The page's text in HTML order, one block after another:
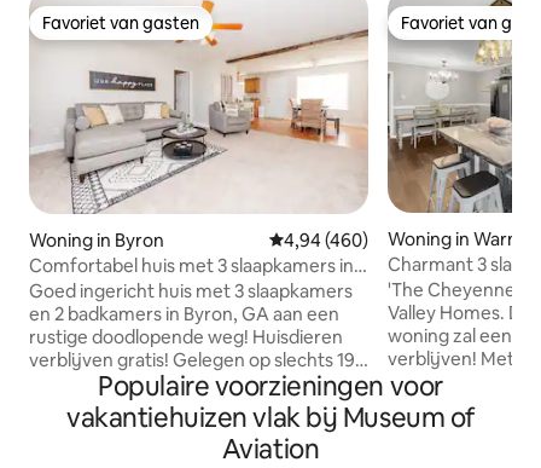
Favoriet van gasten
Favoriet van gasten
Woning in Byron Gemiddelde beoordeling van
4,94 (460)
Comfortabel huis met 3 slaapkamers in
de buurt van I-75, dicht bij RAFB!
Goed ingericht huis met 3 slaapkamers
en 2 badkamers in Byron, GA aan een
rustige doodlopende weg! Huisdieren
verblijven gratis! Gelegen op slechts 19
minuten van RAFB, op 12 minuten van
Amazon en op 22 minuten van de GA
National Fairgrounds - je kunt dicht bij
Favoriet van
Favoriet van
Woning in Warner
Charmant 3
SPEELKAMER en
'The Cheyenne
Valley Homes. Deze gerenoveerde
woning zal een
verblijven! Met
voorzieningen is
comfortabel en
elk gezin. De
Populaire voorzieningen voor
vakantiehuizen vlak bij Museum of
Aviation